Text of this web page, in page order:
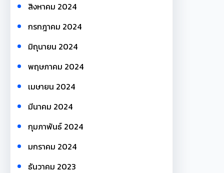
สิงหาคม 2024
กรกฎาคม 2024
มิถุนายน 2024
พฤษภาคม 2024
เมษายน 2024
มีนาคม 2024
กุมภาพันธ์ 2024
มกราคม 2024
ธันวาคม 2023